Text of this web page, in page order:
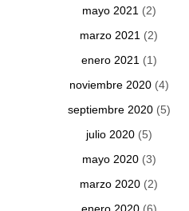
mayo 2021 (2)
marzo 2021 (2)
enero 2021 (1)
noviembre 2020(4)
septiembre 2020(5)
julio 2020(5)
mayo 2020(3)
marzo 2020 (2)